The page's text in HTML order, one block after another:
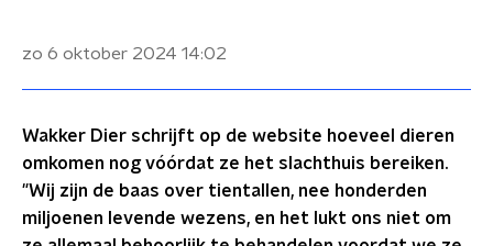
zo 6 oktober 2024 14:02
Wakker Dier schrijft op de website hoeveel dieren
omkomen nog vóórdat ze het slachthuis bereiken.
"Wij zijn de baas over tientallen, nee honderden
miljoenen levende wezens, en het lukt ons niet om